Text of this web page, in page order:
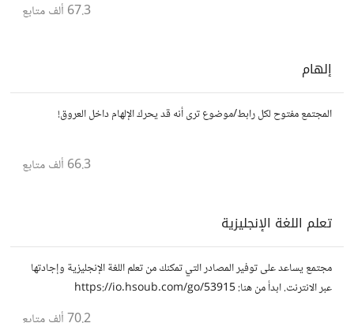
67.3 ألف متابع
إلهام
المجتمع مفتوح لكل رابط/موضوع ترى أنه قد يحرك الإلهام داخل العروق!
66.3 ألف متابع
تعلم اللغة الإنجليزية
مجتمع يساعد على توفير المصادر التي تمكنك من تعلم اللغة الإنجليزية وإجادتها
عبر الانترنت. ابدأ من هنا: https://io.hsoub.com/go/53915